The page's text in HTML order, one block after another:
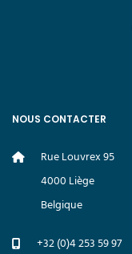
NOUS CONTACTER
Rue Louvrex 95
4000 Liège
Belgique
+32 (0)4 253 59 97